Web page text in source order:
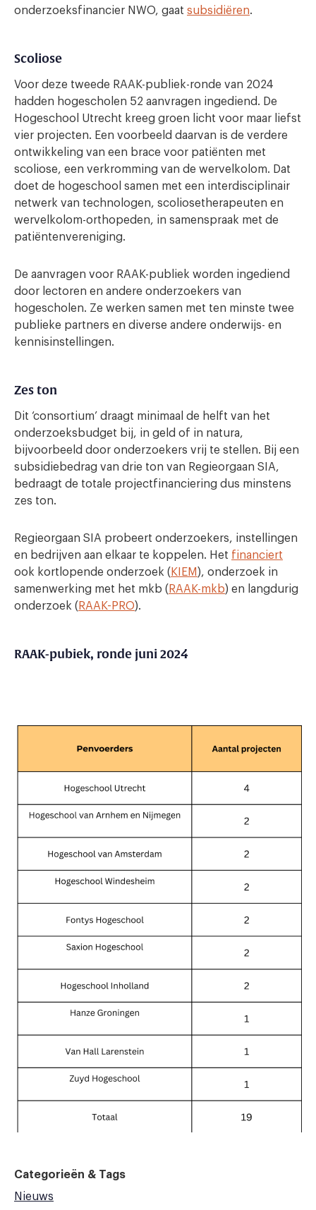
onderzoeksfinancier NWO, gaat subsidiëren.
Scoliose
Voor deze tweede RAAK-publiek-ronde van 2024
hadden hogescholen 52 aanvragen ingediend. De
Hogeschool Utrecht kreeg groen licht voor maar liefst
vier projecten. Een voorbeeld daarvan is de verdere
ontwikkeling van een brace voor patiënten met
scoliose, een verkromming van de wervelkolom. Dat
doet de hogeschool samen met een interdisciplinair
netwerk van technologen, scoliosetherapeuten en
wervelkolom-orthopeden, in samenspraak met de
patiëntenvereniging.
De aanvragen voor RAAK-publiek worden ingediend
door lectoren en andere onderzoekers van
hogescholen. Ze werken samen met ten minste twee
publieke partners en diverse andere onderwijs- en
kennisinstellingen.
Zes ton
Dit ‘consortium’ draagt minimaal de helft van het
onderzoeksbudget bij, in geld of in natura,
bijvoorbeeld door onderzoekers vrij te stellen. Bij een
subsidiebedrag van drie ton van Regieorgaan SIA,
bedraagt de totale projectfinanciering dus minstens
zes ton.
Regieorgaan SIA probeert onderzoekers, instellingen
en bedrijven aan elkaar te koppelen. Het financiert
ook kortlopende onderzoek ( KIEM ), onderzoek in
samenwerking met het mkb ( RAAK-mkb) en langdurig
onderzoek ( RAAK-PRO).
RAAK-pubiek, ronde juni 2024
Categorieën & Tags
Nieuws